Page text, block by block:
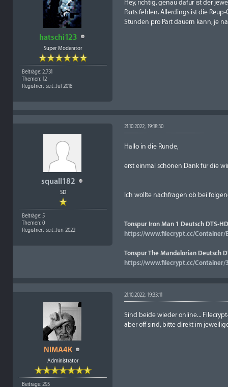
hatschi123
Super Moderator
Beiträge: 2.731
Themen: 12
Registriert seit: Jul 2018
Hey, richtig, genau dafür ist der
Parts fehlen. Allerdings ist die
Stunden pro Part dauern kann, je
squall182
SD
Beiträge: 5
Themen: 0
Registriert seit: Jun 2022
21.10.2022, 19:18:30
Hallo in die Runde,
erst einmal schönen Dank für die
Ich wollte nachfragen ob bei
Tonspur Iron Man 1 Deutsch DTS-
https://www.filecrypt.cc/Container/
Tonspur The Mandalorian Deutsch
https://www.filecrypt.cc/Container/
NIMA4K
Administrator
Beiträge: 295
21.10.2022, 19:33:11
Sind beide wieder online...
aber off sind, bitte direkt im